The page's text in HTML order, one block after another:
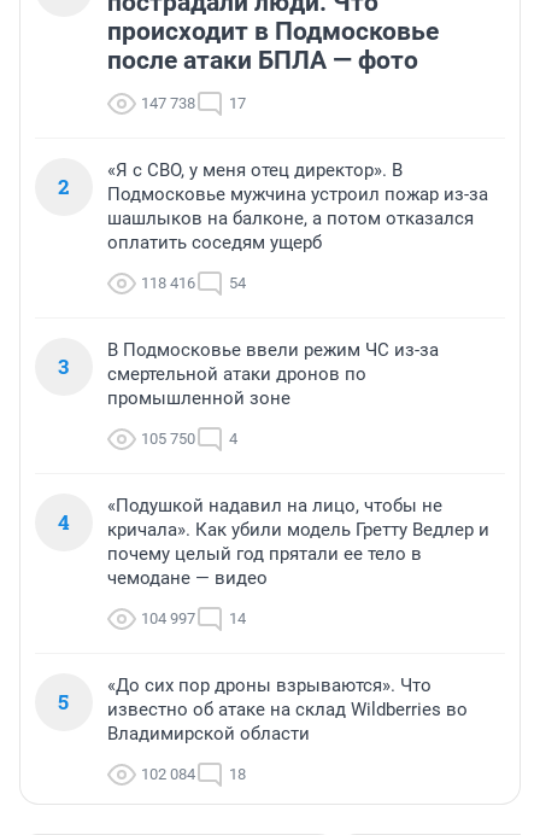
происходит в Подмосковье
после атаки БПЛА — фото
147 738 17
2
«Я с СВО, у меня отец директор». В
Подмосковье мужчина устроил пожар из-за
шашлыков на балконе, а потом отказался
оплатить соседям ущерб
118 416 54
3
В Подмосковье ввели режим ЧС из-за
смертельной атаки дронов по
промышленной зоне
105 750 4
4
«Подушкой надавил на лицо, чтобы не
кричала». Как убили модель Гретту Ведлер и
почему целый год прятали ее тело в
чемодане — видео
104 997 14
5
«До сих пор дроны взрываются». Что
известно об атаке на склад Wildberries во
Владимирской области
102 084 18